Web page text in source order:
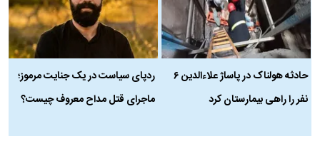
حادثه هولناک در پاساژ علاءالدین ۶
نفر را راهی بیمارستان کرد
ردپای سیاست در یک جنایت مرموز؛
ماجرای قتل مداح معروف چیست؟